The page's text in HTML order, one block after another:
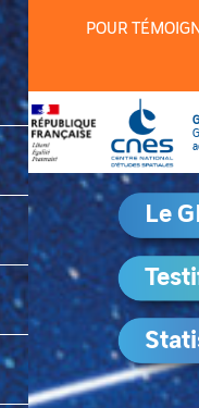
Cookies management panel
POUR
Le